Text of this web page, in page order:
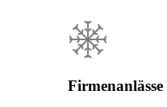
Firmenanlässe